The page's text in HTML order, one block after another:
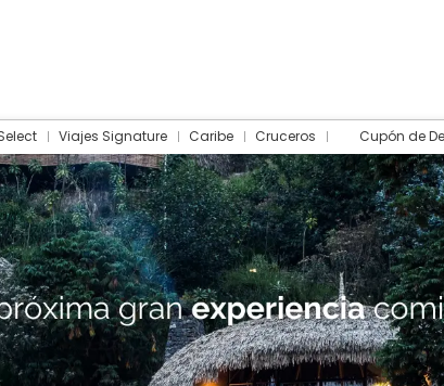
Viajes Signature Caribe Cruceros Cupón de